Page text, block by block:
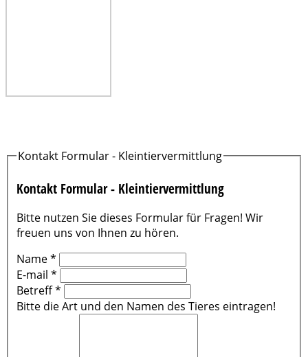
Kontakt Formular - Kleintiervermittlung
Kontakt Formular - Kleintiervermittlung
Bitte nutzen Sie dieses Formular für Fragen! Wir
freuen uns von Ihnen zu hören.
Name*
E-mail *
Betreff*
Bitte die Art und den Namen des Tieres eintragen!